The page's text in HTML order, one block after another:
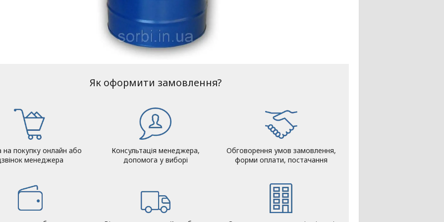
Як оформити замовлення?
на покупку онлайн або
менеджера
Консультація менеджера,
допомога у виборі
Обговорення умов замовлення,
форми оплати, постачання